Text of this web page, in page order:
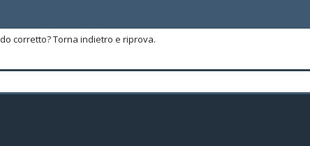
corretto? Torna indietro e riprova.